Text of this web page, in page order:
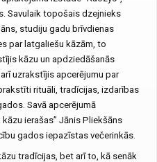
Savulaik topošais dzejnieks
studiju gadu brīvdienas
par latgaliešu kāzām, to
kāzu un apdziedāšanās
uzrakstījis apcerējumu par
rituāli, tradīcijas, izdarības
Savā apcerējumā
ierašas” Jānis Pliekšāns
gados iepazīstas večerinkās.
tradīcijas, bet arī to, kā senāk